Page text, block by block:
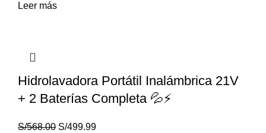
Leer más
Hidrolavadora Portátil Inalámbrica 21V
+ 2 Baterías Completa 💦⚡️
S/568.00 S/499.99